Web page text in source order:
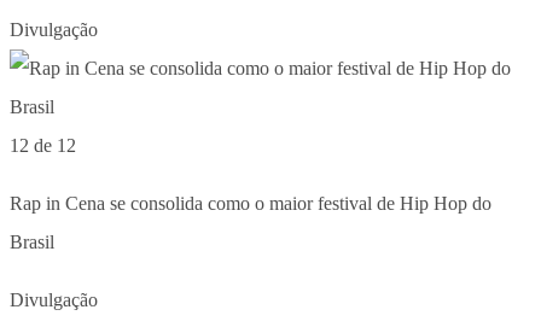
Divulgação
12 de 12
Rap in Cena se consolida como o maior festival de Hip Hop do
Brasil
Divulgação